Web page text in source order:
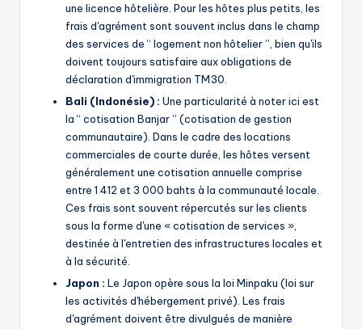
une licence hôtelière. Pour les hôtes plus petits, les
frais d'agrément sont souvent inclus dans le champ
des services de “ logement non hôtelier ”, bien qu'ils
doivent toujours satisfaire aux obligations de
déclaration d'immigration TM30.
Bali (Indonésie) : Une particularité à noter ici est
la “ cotisation Banjar ” (cotisation de gestion
communautaire). Dans le cadre des locations
commerciales de courte durée, les hôtes versent
généralement une cotisation annuelle comprise
entre 1 412 et 3 000 bahts à la communauté locale.
Ces frais sont souvent répercutés sur les clients
sous la forme d'une « cotisation de services »,
destinée à l'entretien des infrastructures locales et
à la sécurité.
Japon : Le Japon opère sous la loi Minpaku (loi sur
les activités d'hébergement privé). Les frais
d'agrément doivent être divulgués de manière